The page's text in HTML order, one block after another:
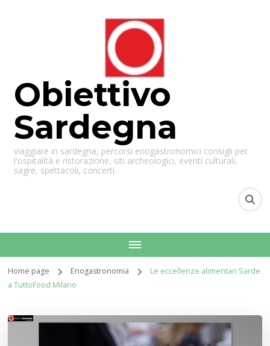
Obiettivo
Sardegna
viaggiare in sardegna, percorsi enogastronomici consigli per
l'ospitalità e ristorazione, siti archeologici, eventi culturali,
sagre, spettacoli, concerti.
Home page Enogastronomia
Le eccellenze alimentari Sarde
a TuttoFood Milano